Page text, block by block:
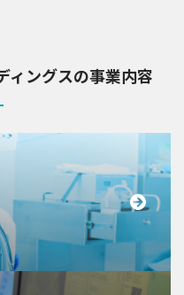
ィングスの事業内容